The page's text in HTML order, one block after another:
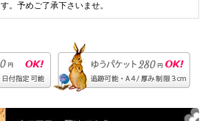
す。予めご了承下さいませ。